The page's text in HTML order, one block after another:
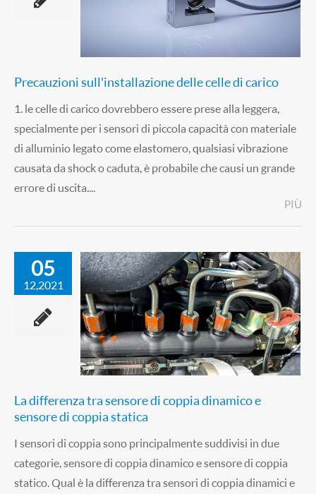
Precauzioni sull'installazione delle celle di carico
1. le celle di carico dovrebbero essere prese alla leggera,
specialmente per i sensori di piccola capacità con materiale
di alluminio legato come elastomero, qualsiasi vibrazione
causata da shock o caduta, è probabile che causi un grande
errore di uscita....
PIÙ
05
12,2021
La differenza tra sensore di coppia dinamico e
sensore di coppia statica
I sensori di coppia sono principalmente suddivisi in due
categorie, sensore di coppia dinamico e sensore di coppia
statico. Qual è la differenza tra sensori di coppia dinamici e